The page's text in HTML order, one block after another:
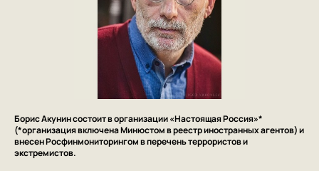
Борис Акунин состоит в организации «Настоящая Россия»*
(*организация включена Минюстом в реестр иностранных агентов) и
внесен Росфинмониторингом в перечень террористов и
экстремистов.